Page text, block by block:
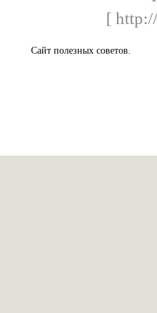
[
Сайт полезных советов.